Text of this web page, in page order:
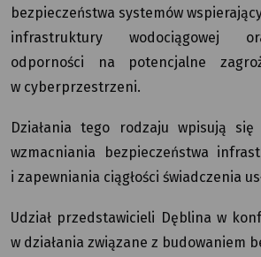
bezpieczeństwa systemów
infrastruktury wodociągowej
odporności na potencjalne
w cyberprzestrzeni.
Działania tego rodzaju wpisują
wzmacniania bezpieczeństwa
i zapewniania ciągłości świadczenia
Udział przedstawicieli Dęblina w
w działania związane z budowaniem